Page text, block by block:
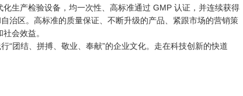
生产检验设备，均一次性、高标准通过 GMP 认证，并连续获得
治区。高标准的质量保证、不断升级的产品、紧跟市场的营销策
会效益。
“团结、拼搏、敬业、奉献”的企业文化。走在科技创新的快道